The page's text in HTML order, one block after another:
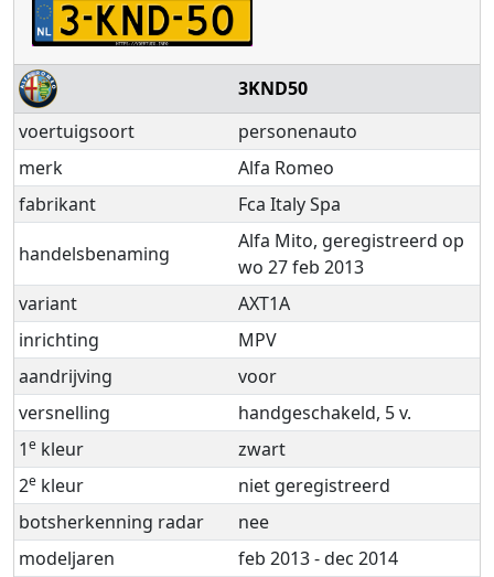
3KND50
voertuigsoort
personenauto
merk
Alfa Romeo
fabrikant
Fca Italy Spa
handelsbenaming
Alfa Mito, geregistreerd op
wo 27 feb 2013
variant
AXT1A
inrichting
MPV
aandrijving
voor
versnelling
handgeschakeld, 5 v.
1e kleur
zwart
2e kleur
niet geregistreerd
botsherkenning radar
nee
modeljaren
feb 2013 - dec 2014